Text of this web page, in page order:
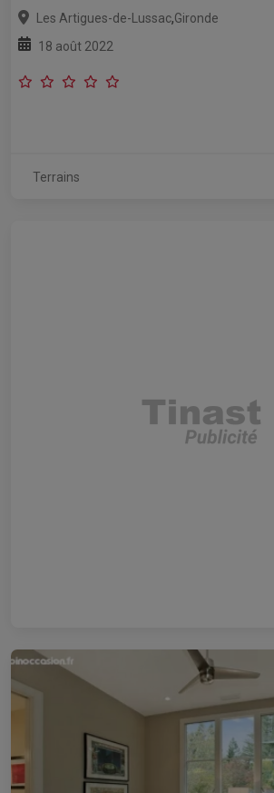
Les Artigues-de-Lussac,Gironde
18 août 2022
Terrains